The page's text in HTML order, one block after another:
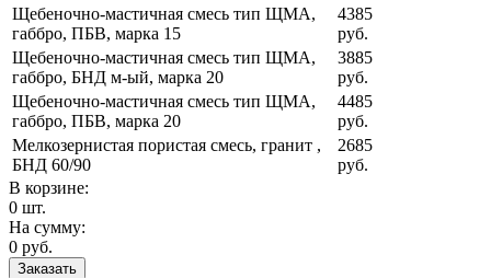
Щебеночно-мастичная смесь тип ЩМА,
габбро, ПБВ, марка 15
4385
руб.
Щебеночно-мастичная смесь тип ЩМА,
габбро, БНД м-ый, марка 20
3885
руб.
Щебеночно-мастичная смесь тип ЩМА,
габбро, ПБВ, марка 20
4485
руб.
Мелкозернистая пористая смесь, гранит ,
БНД 60/90
2685
руб.
В корзине:
0 шт.
На сумму:
0 руб.
Заказать